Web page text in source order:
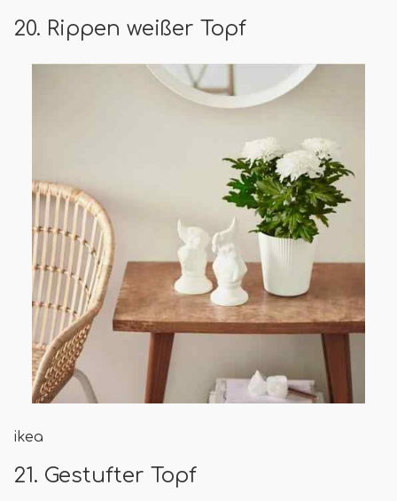
20. Rippen weißer Topf
ikea
21. Gestufter Topf